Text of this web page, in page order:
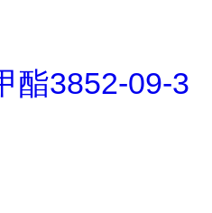
酯3852-09-3